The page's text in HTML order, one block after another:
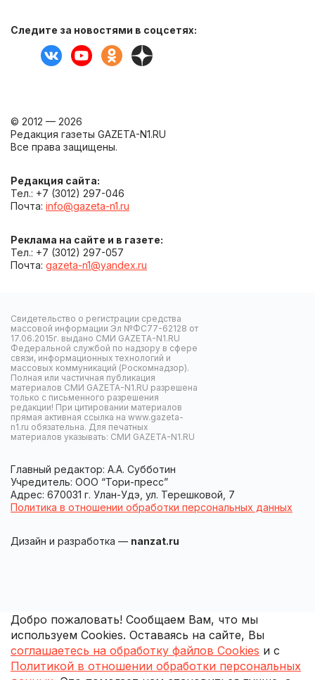
Следите за новостями в соцсетях:
© 2012 — 2026
Редакция газеты GAZETA-N1.RU
Все права защищены.
Редакция сайта:
Тел.: +7 (3012) 297-046
Почта: info@gazeta-n1.ru
Реклама на сайте и в газете:
Тел.: +7 (3012) 297-057
Почта: gazeta-n1@yandex.ru
Свидетельство о регистрации средства
массовой информации Эл №ФС77-62128 от
17.06.2015г. выдано СМИ GAZETA-N1.RU
Федеральной службой по надзору в сфере
связи, информационных технологий и
массовых коммуникаций (Роскомнадзор).
Полная или частичная публикация
материалов СМИ GAZETA-N1.RU разрешена
только с письменного разрешения
редакции! При цитировании материалов
прямая активная ссылка на www.gazeta-
n1.ru обязательна. Для печатных
материалов указывать: СМИ GAZETA-N1.RU
Главный редактор: А.А. Субботин
Учредитель: ООО “Тори-пресс”
Адрес: 670031 г. Улан-Удэ, ул. Терешковой, 7
Политика в отношении обработки персональных данных
Дизайн и разработка — nanzat.ru
Добро пожаловать! Сообщаем Вам, что мы
используем Cookies. Оставаясь на сайте, Вы
соглашаетесь на обработку файлов Cookies и с
Политикой в отношении обработки персональных